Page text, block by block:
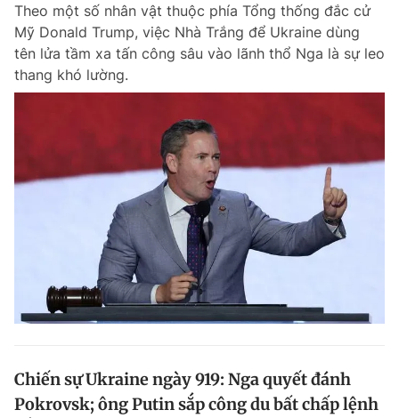
Chuyên mục khác
Chào ngày mới
Tin 360
Video Magazine
Sản phẩm khác
Tiện ích Bạn cần biết
Tin đã lưu
Tin đã xem
Theo một số nhân vật thuộc phía Tổng thống đắc cử
Mỹ Donald Trump, việc Nhà Trắng để Ukraine dùng
tên lửa tầm xa tấn công sâu vào lãnh thổ Nga là sự leo
thang khó lường.
Chiến sự Ukraine ngày 919: Nga quyết đánh
Pokrovsk; ông Putin sắp công du bất chấp lệnh